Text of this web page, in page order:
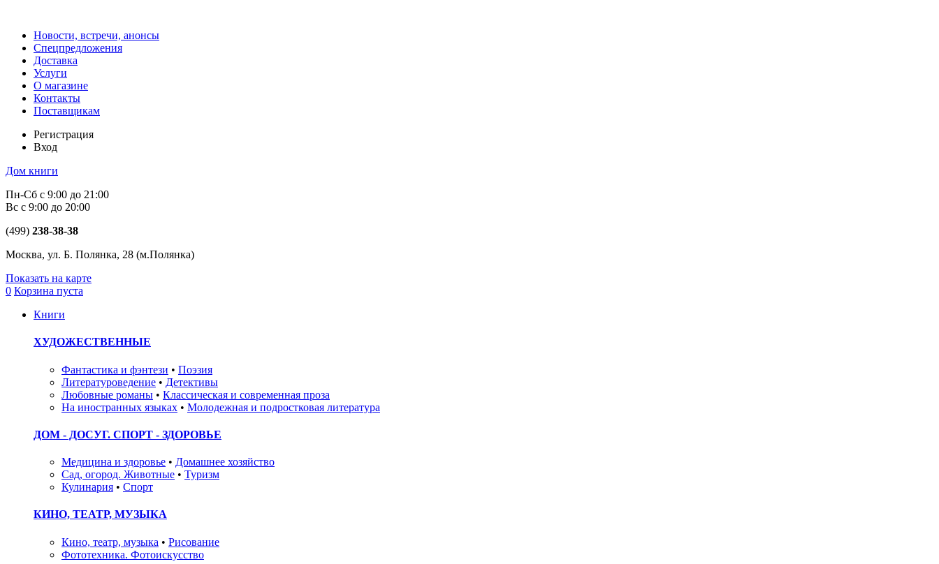
Новости, встречи, анонсы
Спецпредложения
Доставка
Услуги
О магазине
Контакты
Поставщикам
Регистрация
Вход
Дом книги
Пн-Сб с 9:00 до 21:00
Вс с 9:00 до 20:00
(499) 238-38-38
Москва, ул. Б. Полянка, 28 (м.Полянка)
Показать на карте
0 Корзина пуста
Книги
ХУДОЖЕСТВЕННЫЕ
Фантастика и фэнтези • Поэзия
Литературоведение • Детективы
Любовные романы • Классическая и современная проза
На иностранных языках • Молодежная и подростковая литература
ДОМ - ДОСУГ. СПОРТ - ЗДОРОВЬЕ
Медицина и здоровье • Домашнее хозяйство
Сад, огород. Животные • Туризм
Кулинария • Спорт
КИНО, ТЕАТР, МУЗЫКА
Кино, театр, музыка • Рисование
Фототехника. Фотоискусство